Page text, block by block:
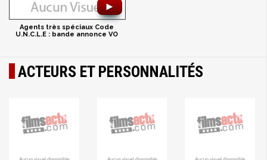
►
Agents très spéciaux Code
U.N.C.L.E : bande annonce VO
ACTEURS ET PERSONNALITÉS